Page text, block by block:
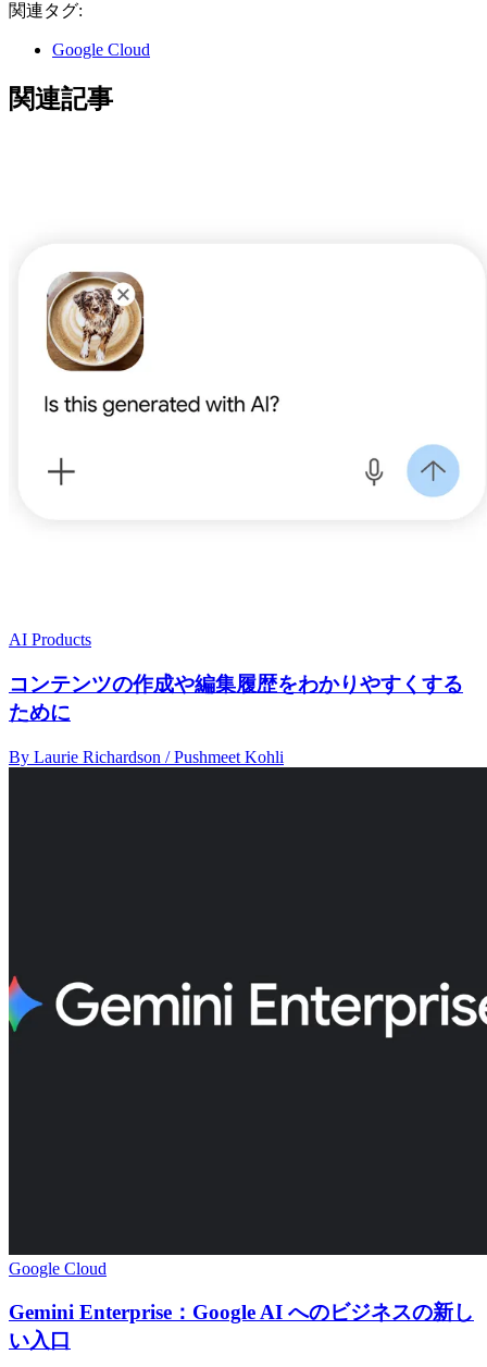
関連タグ:
Google Cloud
関連記事
AI Products
コンテンツの作成や編集履歴をわかりやすくする
ために
By Laurie Richardson / Pushmeet Kohli
Google Cloud
Gemini Enterprise：Google AI へのビジネスの新し
い入口